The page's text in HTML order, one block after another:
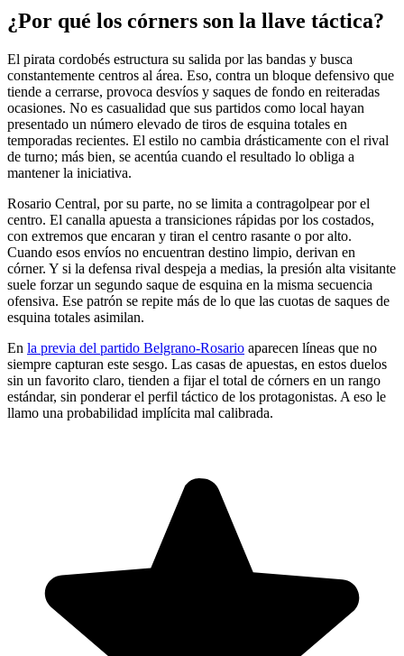
¿Por qué los córners son la llave táctica?
El pirata cordobés estructura su salida por las bandas y busca
constantemente centros al área. Eso, contra un bloque defensivo que
tiende a cerrarse, provoca desvíos y saques de fondo en reiteradas
ocasiones. No es casualidad que sus partidos como local hayan
presentado un número elevado de tiros de esquina totales en
temporadas recientes. El estilo no cambia drásticamente con el rival
de turno; más bien, se acentúa cuando el resultado lo obliga a
mantener la iniciativa.
Rosario Central, por su parte, no se limita a contragolpear por el
centro. El canalla apuesta a transiciones rápidas por los costados,
con extremos que encaran y tiran el centro rasante o por alto.
Cuando esos envíos no encuentran destino limpio, derivan en
córner. Y si la defensa rival despeja a medias, la presión alta visitante
suele forzar un segundo saque de esquina en la misma secuencia
ofensiva. Ese patrón se repite más de lo que las cuotas de saques de
esquina totales asimilan.
En la previa del partido Belgrano-Rosario aparecen líneas que no
siempre capturan este sesgo. Las casas de apuestas, en estos duelos
sin un favorito claro, tienden a fijar el total de córners en un rango
estándar, sin ponderar el perfil táctico de los protagonistas. A eso le
llamo una probabilidad implícita mal calibrada.